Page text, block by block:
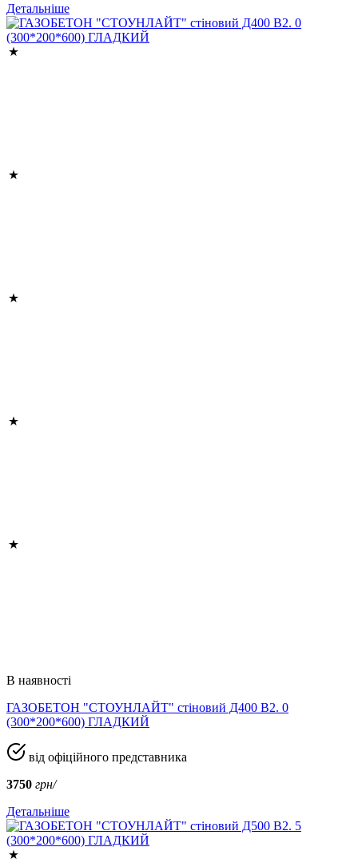
Детальніше
В наявності
ГАЗОБЕТОН "СТОУНЛАЙТ" стіновий Д400 В2. 0
(300*200*600) ГЛАДКИЙ
від офіційного представника
3750 грн/
Детальніше